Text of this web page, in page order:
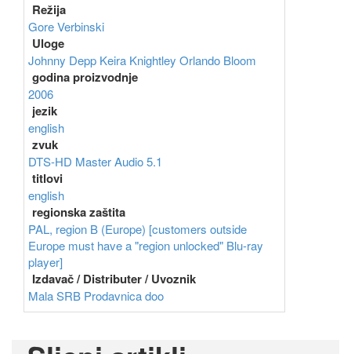
Režija
Gore Verbinski
Uloge
Johnny Depp Keira Knightley Orlando Bloom
godina proizvodnje
2006
jezik
english
zvuk
DTS-HD Master Audio 5.1
titlovi
english
regionska zaštita
PAL, region B (Europe) [customers outside
Europe must have a "region unlocked" Blu-ray
player]
Izdavač / Distributer / Uvoznik
Mala SRB Prodavnica doo